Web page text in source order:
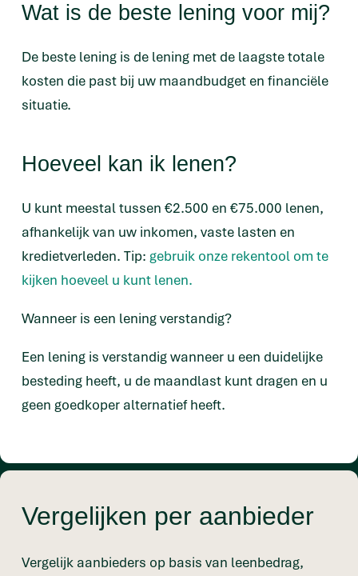
Wat is de beste lening voor mij?
De beste lening is de lening met de laagste totale
kosten die past bij uw maandbudget en financiële
situatie.
Hoeveel kan ik lenen?
U kunt meestal tussen €2.500 en €75.000 lenen,
afhankelijk van uw inkomen, vaste lasten en
kredietverleden. Tip: gebruik onze rekentool om te
kijken hoeveel u kunt lenen.
Wanneer is een lening verstandig?
Een lening is verstandig wanneer u een duidelijke
besteding heeft, u de maandlast kunt dragen en u
geen goedkoper alternatief heeft.
Vergelijken per aanbieder
Vergelijk aanbieders op basis van leenbedrag,